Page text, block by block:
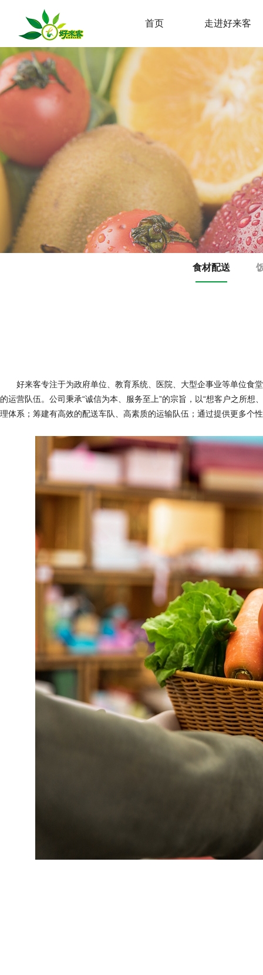
首页 走进好来客
食材配送
好来客专注于为政府单位、教育系统、医院、大型企事业等单位食
的运营队伍。公司秉承“诚信为本、服务至上”的宗旨，以“想客户之所
理体系；筹建有高效的配送车队、高素质的运输队伍；通过提供更多个